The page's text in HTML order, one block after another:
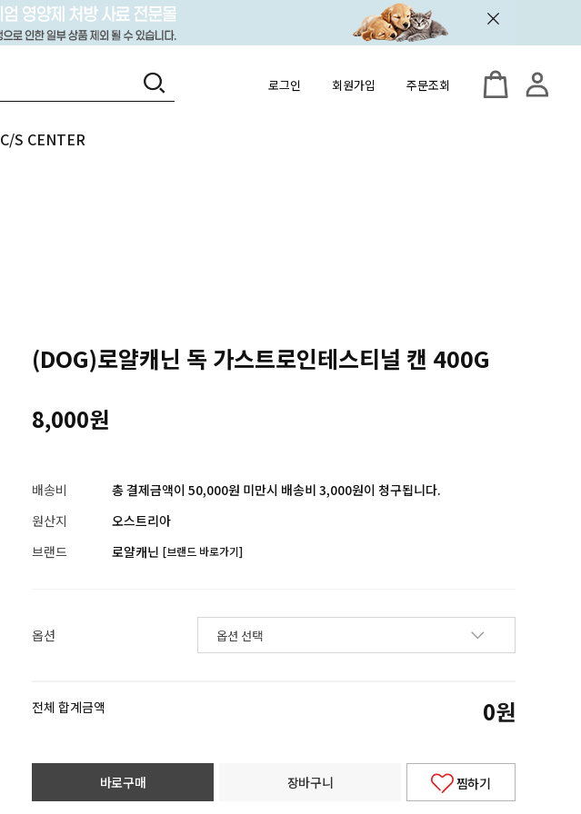
로그인 회원가입 주문조회
C/S CENTER
(DOG)로얄캐닌 독 가스트로인테스티널 캔 400G
8,000원
배송비
총 결제금액이 50,000원 미만시 배송비 3,000원이 청구됩니다.
원산지
오스트리아
브랜드
로얄캐닌 [브랜드 바로가기]
옵션
전체 합계금액 0원
바로구매 장바구니 찜하기